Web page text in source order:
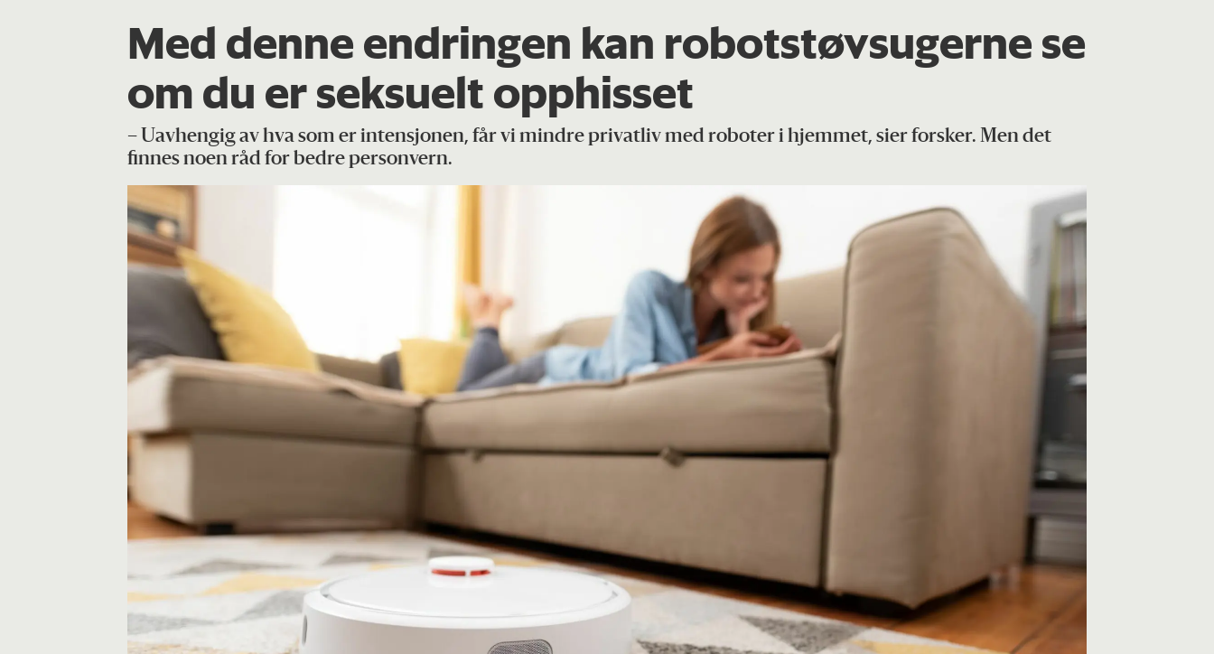
Med denne endringen kan robotstøvsugerne se
om du er seksuelt opphisset
– Uavhengig av hva som er intensjonen, får vi mindre privatliv med roboter i hjemmet, sier forsker. Men det
finnes noen råd for bedre personvern.